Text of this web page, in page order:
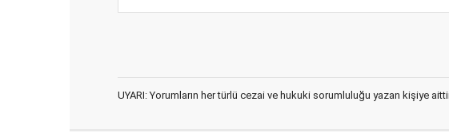
UYARI: Yorumların her türlü cezai ve hukuki sorumluluğu yazan kişiye